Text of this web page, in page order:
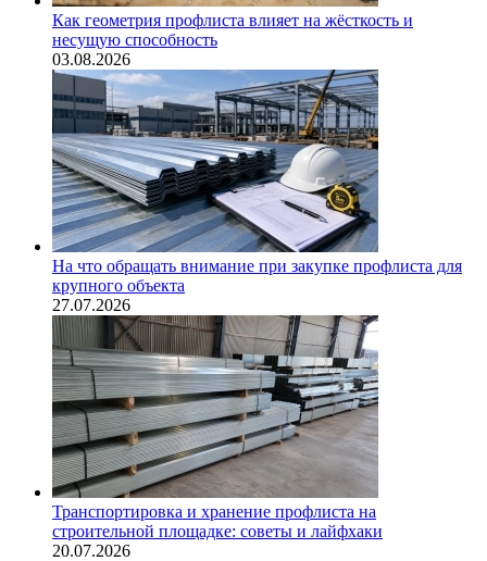
Как геометрия профлиста влияет на жёсткость и
несущую способность
03.08.2026
На что обращать внимание при закупке профлиста для
крупного объекта
27.07.2026
Транспортировка и хранение профлиста на
строительной площадке: советы и лайфхаки
20.07.2026